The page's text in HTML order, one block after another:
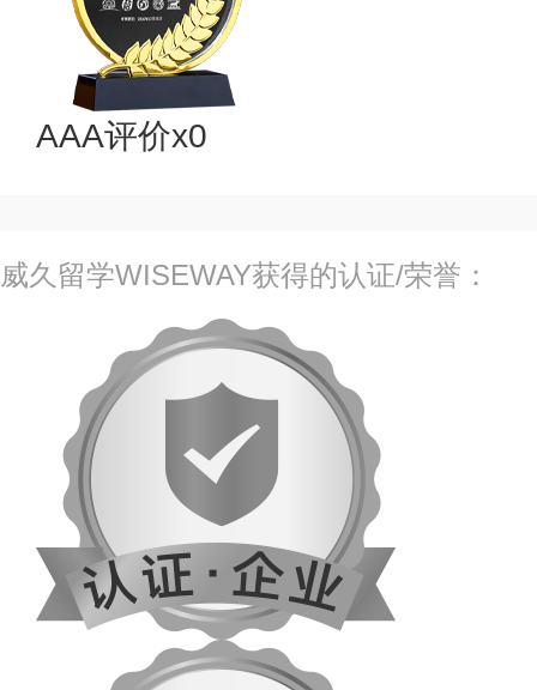
AAA评价x0
威久留学WISEWAY获得的认证/荣誉：